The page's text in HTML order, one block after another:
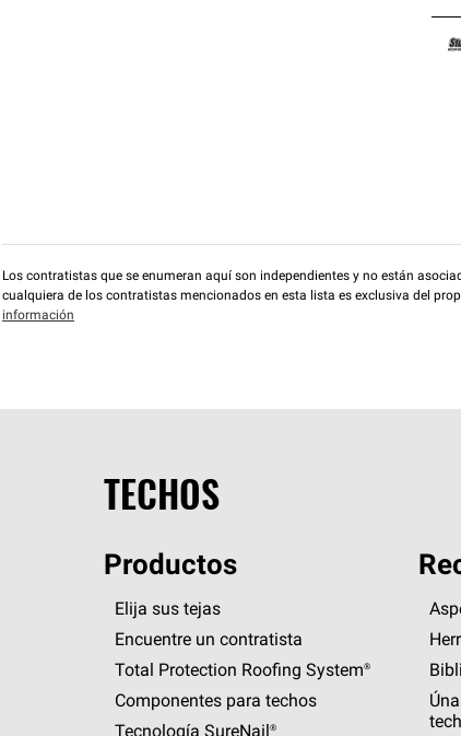
Los contratistas que se enumeran aquí son independientes y no están
cualquiera de los contratistas mencionados en esta lista es exclusiva del
información
TECHOS
Productos
Elija sus tejas
Encuentre un contratista
Total Protection Roofing System®
Componentes para techos
Tecnología SureNail®